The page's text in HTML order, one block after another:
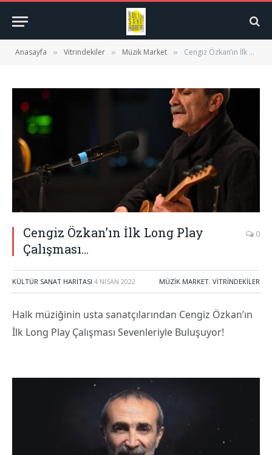
Anasayfa » Vitrindekiler » Müzik Market » Cengiz Özkan’ın İlk Long Play Çalışması…
Cengiz Özkan’ın İlk Long Play
Çalışması…
0
KÜLTÜR SANAT HARITASI 4 NISAN 2022 MÜZIK MARKET, VITRINDEKILER
Halk müziğinin usta sanatçılarından Cengiz Özkan’ın
İlk Long Play Çalışması Sevenleriyle Buluşuyor!